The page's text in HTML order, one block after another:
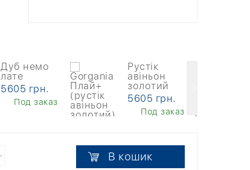
Дуб немо
лате
5605 грн.
Под заказ
Рустік
авіньон
золотий
5605 грн.
Под заказ
В кошик